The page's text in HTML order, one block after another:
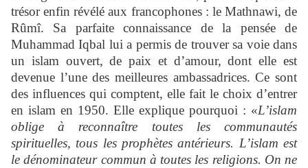
trésor enfin révélé aux francophones : le Mathnawi, de
Rûmî. Sa parfaite connaissance de la pensée de
Muhammad Iqbal lui a permis de trouver sa voie dans
un islam ouvert, de paix et d’amour, dont elle est
devenue l’une des meilleures ambassadrices. Ce sont
des influences qui comptent, elle fait le choix d’entrer
en islam en 1950. Elle explique pourquoi : «L’islam
oblige à reconnaître toutes les communautés
spirituelles, tous les prophètes antérieurs. L’islam est
le dénominateur commun à toutes les religions. On ne